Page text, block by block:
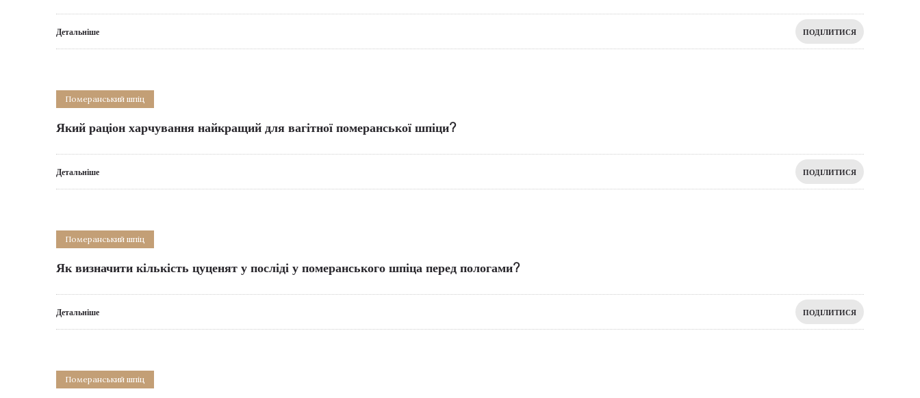
Детальніше ПОДІЛИТИСЯ
Померанський шпіц
Який раціон харчування найкращий для вагітної померанської шпіци?
Детальніше ПОДІЛИТИСЯ
Померанський шпіц
Як визначити кількість цуценят у посліді у померанського шпіца перед пологами?
Детальніше ПОДІЛИТИСЯ
Померанський шпіц